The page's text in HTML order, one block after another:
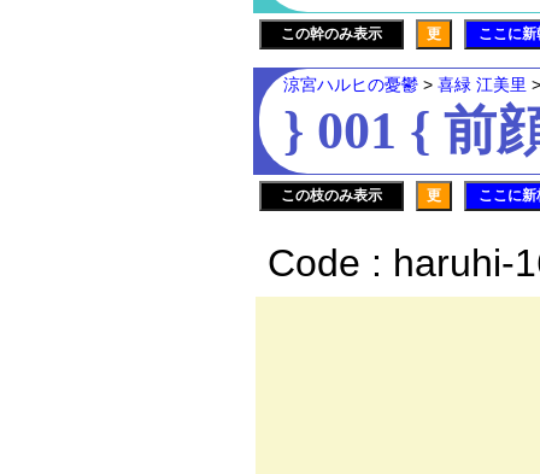
この幹のみ表示 更 ここに
涼宮ハルヒの憂鬱 > 喜緑 江美里
} 001 { 前
この枝のみ表示 更 ここに
Code : haruhi-